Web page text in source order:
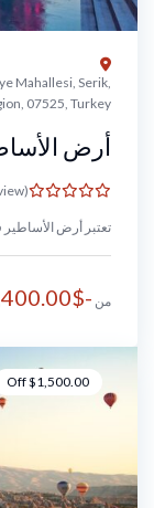
Mahallesi, Serik,
07525, Turkey
أرض
(No Review)
تعتبر أرض الأساطير
من -
$
$1,500.00
Off